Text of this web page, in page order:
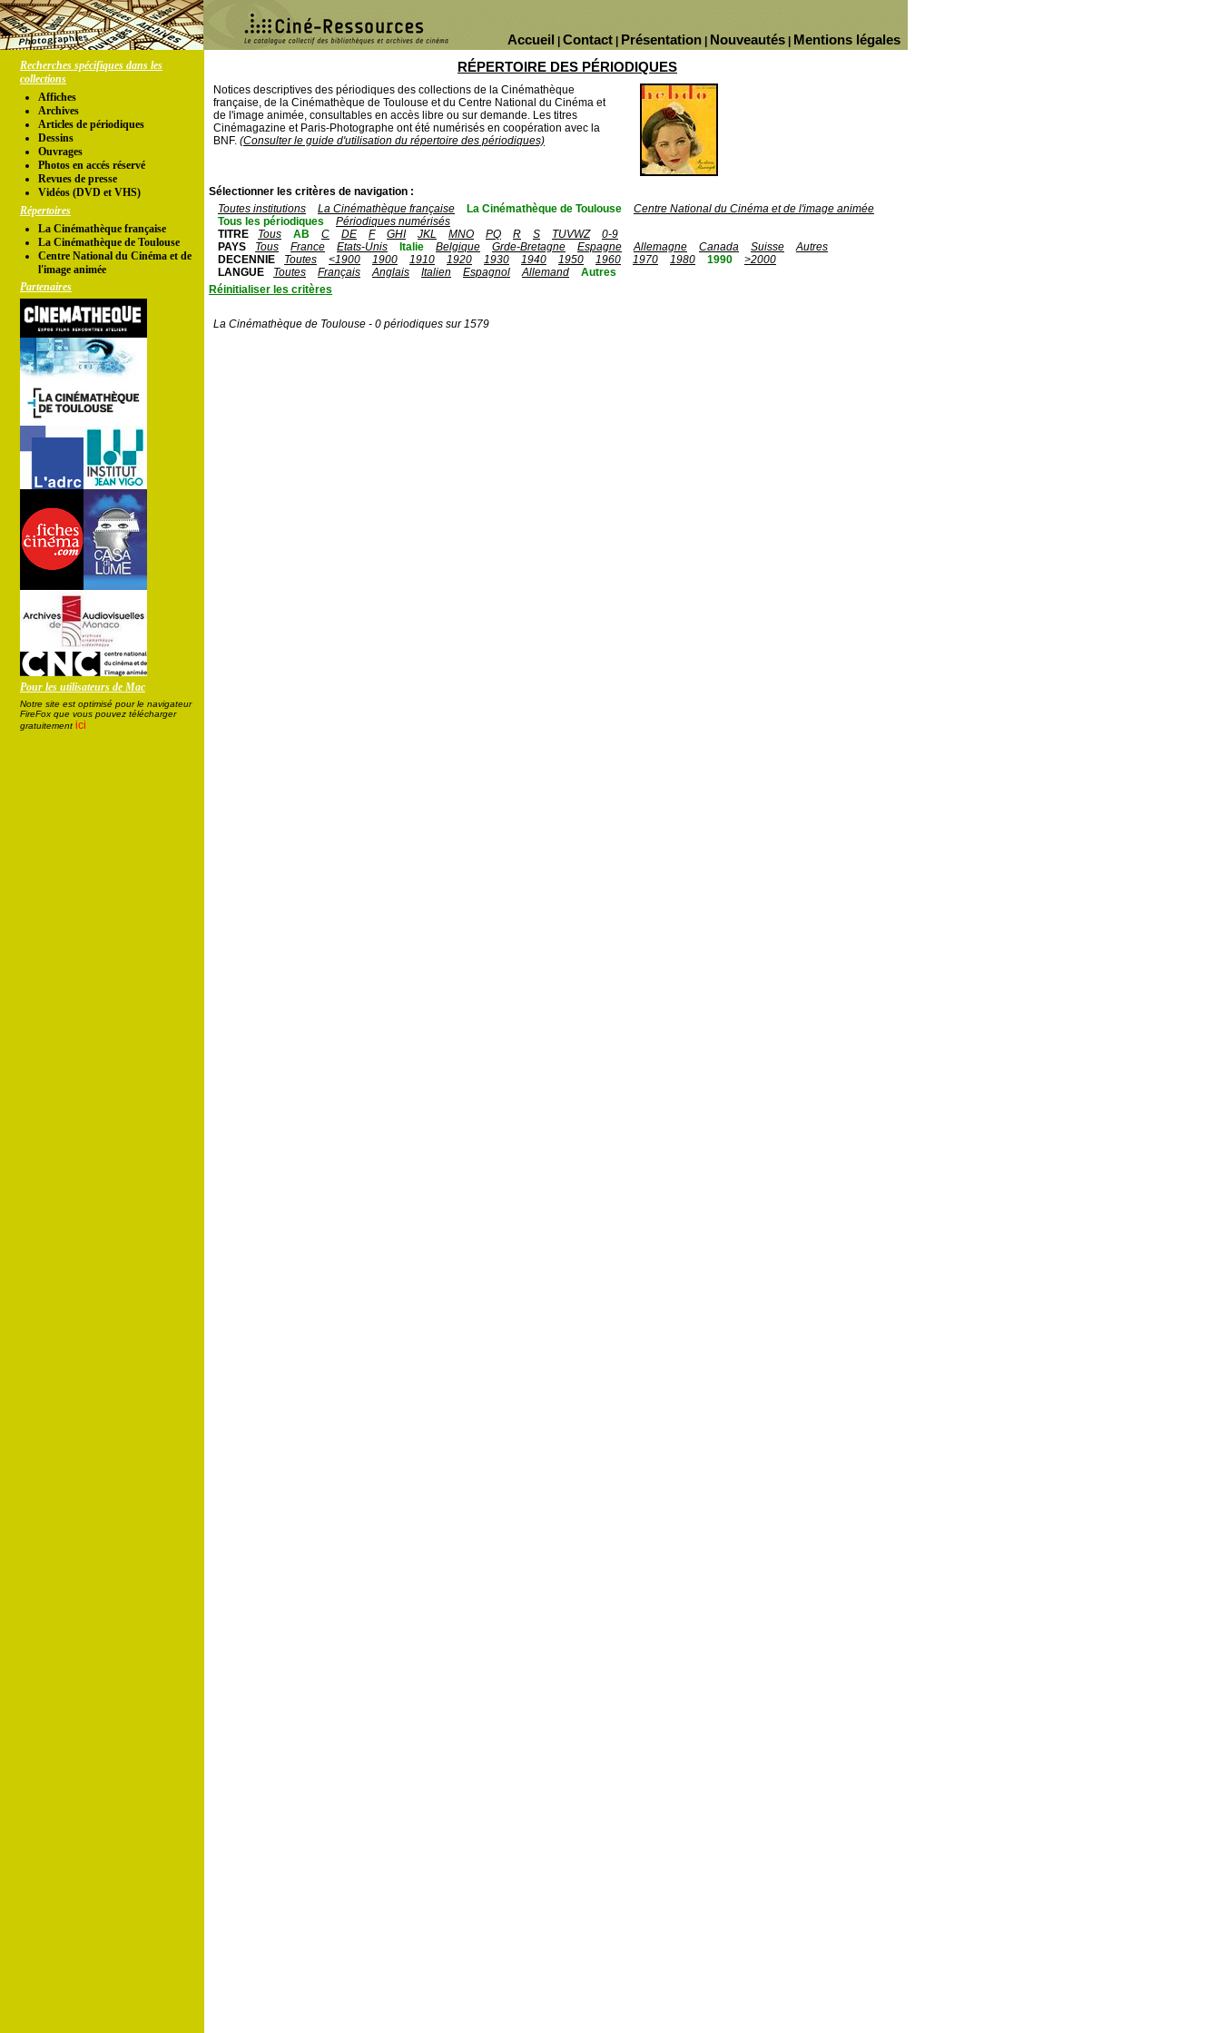
Mentions légales
Nouveautés
Présentation
Contact
Accueil
Recherches spécifiques dans les
collections
Affiches
Archives
Articles de périodiques
Dessins
Ouvrages
Photos en accés réservé
Revues de presse
Vidéos (DVD et VHS)
Répertoires
La Cinémathèque française
La Cinémathèque de Toulouse
Centre National du Cinéma et de
l'image animée
Partenaires
Pour les utilisateurs de Mac
Notre site est optimisé pour le navigateur
FireFox que vous pouvez télécharger
gratuitement ici
RÉPERTOIRE DES PÉRIODIQUES
Notices descriptives des périodiques des collections de la Cinémathèque
française, de la Cinémathèque de Toulouse et du Centre National du Cinéma et
de l'image animée, consultables en accès libre ou sur demande. Les titres
Cinémagazine et Paris-Photographe ont été numérisés en coopération avec la
BNF. (Consulter le guide d'utilisation du répertoire des périodiques)
Sélectionner les critères de navigation :
Toutes institutions
La Cinémathèque française La Cinémathèque de Toulouse
Centre National du Cinéma et de l'image animée
Tous les périodiques
Périodiques numérisés
TITRE
Tous AB C DE F GHI JKL MNO PQ R S TUVWZ
0-9
PAYS
Tous France Etats-Unis Italie Belgique Grde-Bretagne Espagne Allemagne Canada Suisse
Autres
DECENNIE
Toutes <1900 1900 1910 1920 1930 1940 1950 1960 1970 1980 1990
>2000
LANGUE
Toutes Français Anglais Italien Espagnol Allemand
Autres
Réinitialiser les critères
La Cinémathèque de Toulouse - 0 périodiques sur 1579